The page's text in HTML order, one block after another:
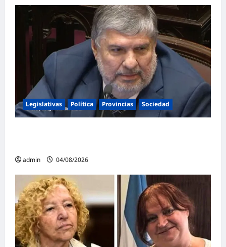
Legislativas Política Provincias Sociedad
admin 04/08/2026